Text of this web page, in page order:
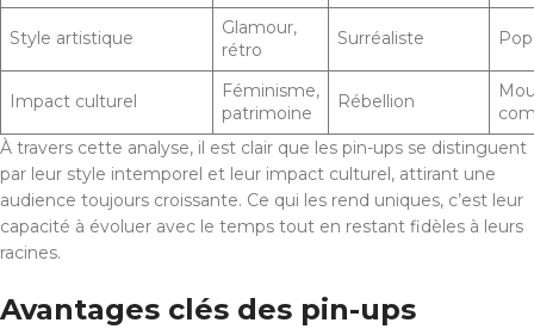
Style artistique
Glamour,
rétro
Surréaliste
Impact culturel
Féminisme,
patrimoine
Rébellion
À travers cette analyse, il est clair que les pin-ups se distinguent
par leur style intemporel et leur impact culturel, attirant une
audience toujours croissante. Ce qui les rend uniques, c’est leur
capacité à évoluer avec le temps tout en restant fidèles à leurs
racines.
Avantages clés des pin-ups